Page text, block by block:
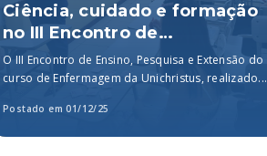
Ciência, cuidado e formação
no III Encontro de
Enfermagem da Unichristus
O III Encontro de Ensino, Pesquisa e Extensão do
curso de Enfermagem da Unichristus, realizado...
Postado em 01/12/25